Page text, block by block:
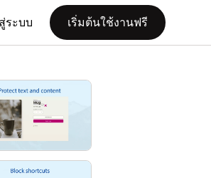
ระบบ เริ่มต้นใช้งานฟรี